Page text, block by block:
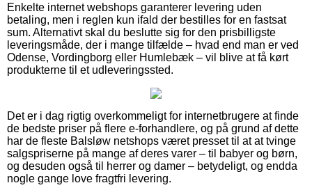
Enkelte internet webshops garanterer levering uden
betaling, men i reglen kun ifald der bestilles for en fastsat
sum. Alternativt skal du beslutte sig for den prisbilligste
leveringsmåde, der i mange tilfælde – hvad end man er ved
Odense, Vordingborg eller Humlebæk – vil blive at få kørt
produkterne til et udleveringssted.
Det er i dag rigtig overkommeligt for internetbrugere at finde
de bedste priser på flere e-forhandlere, og på grund af dette
har de fleste Balsløw netshops været presset til at at tvinge
salgspriserne på mange af deres varer – til babyer og børn,
og desuden også til herrer og damer – betydeligt, og endda
nogle gange love fragtfri levering.